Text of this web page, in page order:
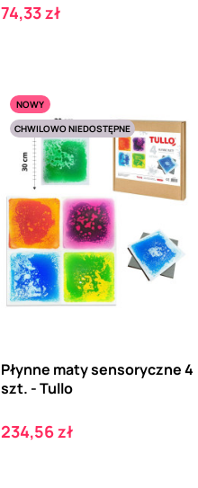
Cena
74,33 zł
NOWY
CHWILOWO NIEDOSTĘPNE
Płynne maty sensoryczne 4
szt. - Tullo
Cena
234,56 zł